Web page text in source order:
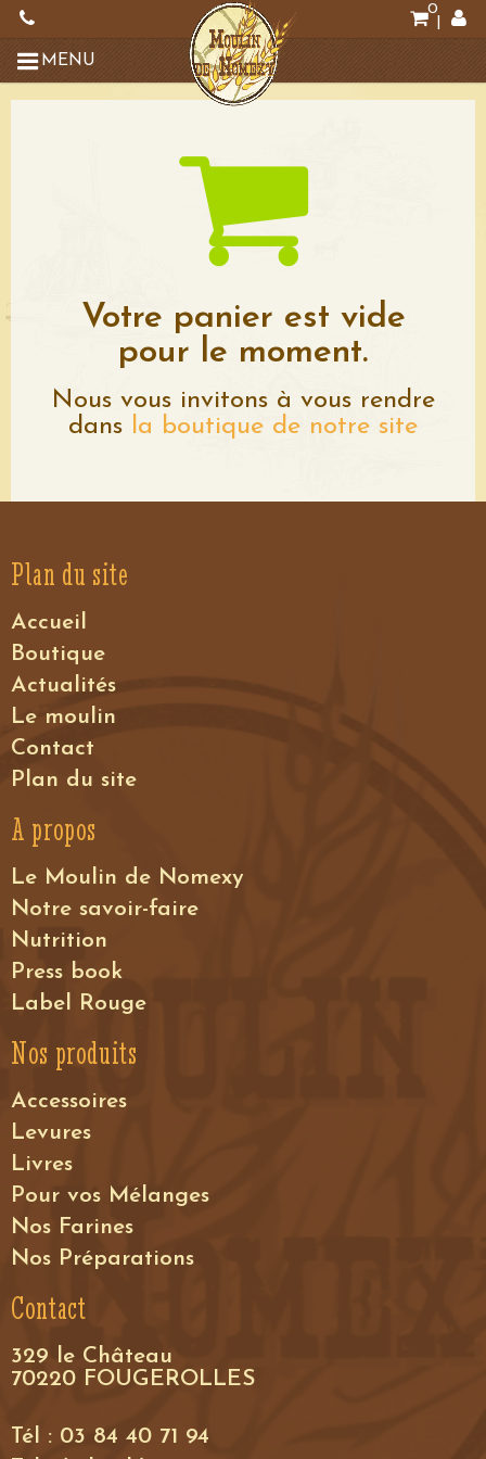
0
MENU
Votre panier est vide
pour le moment.
Nous vous invitons à vous rendre
dans la boutique de notre site
Plan du site
Accueil
Boutique
Actualités
Le moulin
Contact
Plan du site
A propos
Le Moulin de Nomexy
Notre savoir-faire
Nutrition
Press book
Label Rouge
Nos produits
Accessoires
Levures
Livres
Pour vos Mélanges
Nos Farines
Nos Préparations
Contact
329 le Château
70220 FOUGEROLLES
Tél : 03 84 40 71 94